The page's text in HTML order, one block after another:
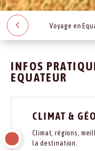
Voyage en
INFOS
EQUATEUR
CLIMAT &
Climat, régions,
la destination.